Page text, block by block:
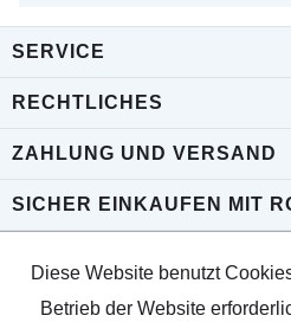
SERVICE
RECHTLICHES
ZAHLUNG UND VERSAND
SICHER EINKAUFEN MIT
Diese Website benutzt
Betrieb der Website